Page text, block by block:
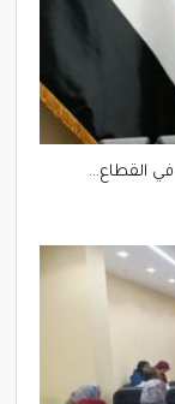
في القطاع…